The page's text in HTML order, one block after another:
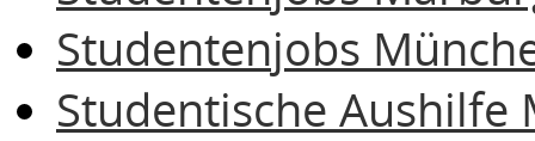
Studentenjobs
Studentische Aushilfe